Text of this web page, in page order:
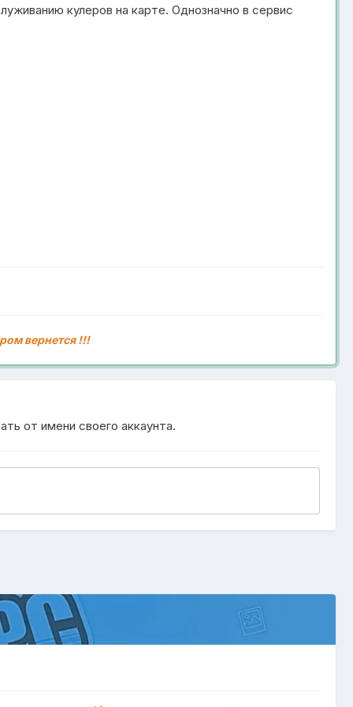
кулеров на карте. Однозначно в сервис
вернется !!!
от имени своего аккаунта.